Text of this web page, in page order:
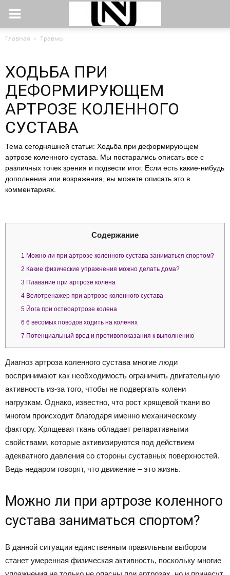
Главная Травмы
ХОДЬБА ПРИ
ДЕФОРМИРУЮЩЕМ
АРТРОЗЕ КОЛЕННОГО
СУСТАВА
Тема сегодняшней статьи: Ходьба при деформирующем
артрозе коленного сустава. Мы постарались описать все с
различных точек зрения и подвести итог. Если есть какие-нибудь
дополнения или возражения, вы можете описать это в
комментариях.
Содержание
1 Можно ли при артрозе коленного сустава заниматься спортом?
2 Какие физические упражнения можно делать дома?
3 Плавание при артрозе колена
4 Велотренажер при артрозе коленного сустава
5 Йога при остеоартрозе колена
6 6 весомых поводов ходить на коленях
7 Потенциальный вред и противопоказания к выполнению
Диагноз артроза коленного сустава многие люди
воспринимают как необходимость ограничить двигательную
активность из-за того, чтобы не подвергать колени
нагрузкам. Однако, известно, что рост хрящевой ткани во
многом происходит благодаря именно механическому
фактору. Хрящевая ткань обладает репаративными
свойствами, которые активизируются под действием
адекватного давления со стороны суставных поверхностей.
Ведь недаром говорят, что движение – это жизнь.
Можно ли при артрозе коленного
сустава заниматься спортом?
В данной ситуации единственным правильным выбором
станет умеренная физическая активность, поскольку многие